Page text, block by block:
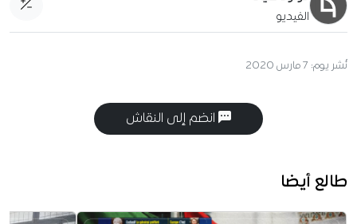
الفيديو
نُشر يوم: 7 مارس 2020
انضم إلى النقاش
طالع أيضا